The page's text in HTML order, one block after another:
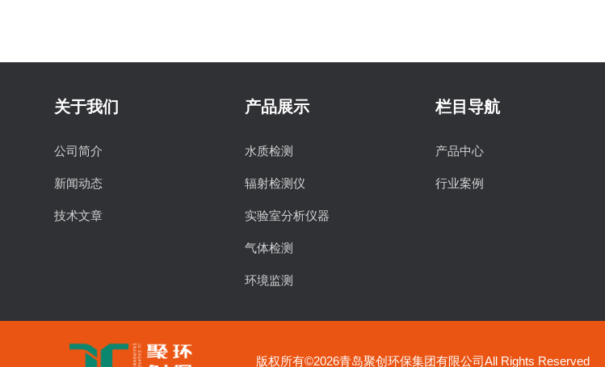
关于我们
公司简介
新闻动态
技术文章
产品展示
水质检测
辐射检测仪
实验室分析仪器
气体检测
环境监测
栏目导航
产品中心
行业案例
版权所有©2026青岛聚创环保集团有限公司All Rights Reserved